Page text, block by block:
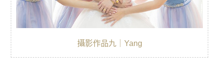
攝影作品九｜Yang